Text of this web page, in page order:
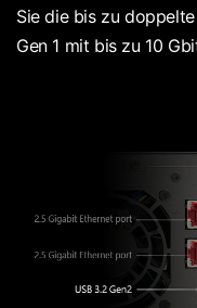
Sie die bis zu
Gen 1 mit bis zu 10